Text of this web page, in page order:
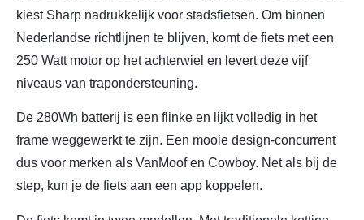
kiest Sharp nadrukkelijk voor stadsfietsen. Om binnen
Nederlandse richtlijnen te blijven, komt de fiets met een
250 Watt motor op het achterwiel en levert deze vijf
niveaus van trapondersteuning.
De 280Wh batterij is een flinke en lijkt volledig in het
frame weggewerkt te zijn. Een mooie design-concurrent
dus voor merken als VanMoof en Cowboy. Net als bij de
step, kun je de fiets aan een app koppelen.